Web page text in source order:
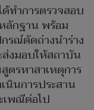
ทำการตรวจสอบ
ลักฐาน พร้อม
รณ์ตัดถ่างนำร่าง
ส่งมอบให้สถาบัน
ตรหาสาเหตุการ
นินการประสาน
พณีต่อไป